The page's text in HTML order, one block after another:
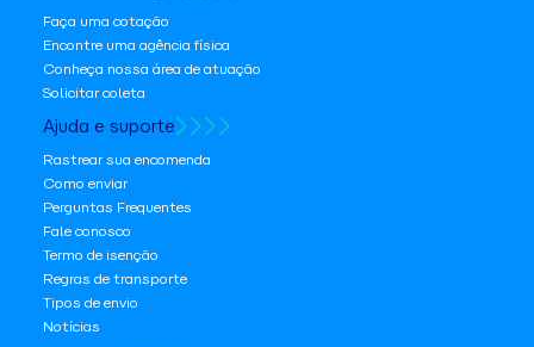
Faça uma cotação
Encontre uma agência física
Conheça nossa área de atuação
Solicitar coleta
Ajuda e suporte
Rastrear sua encomenda
Como enviar
Perguntas Frequentes
Fale conosco
Termo de isenção
Regras de transporte
Tipos de envio
Notícias